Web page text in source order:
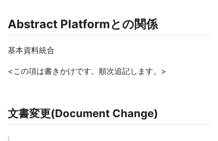
Abstract Platformとの関係
基本資料統合
<この項は書きかけです。順次追記します。>
文書変更(Document Change)